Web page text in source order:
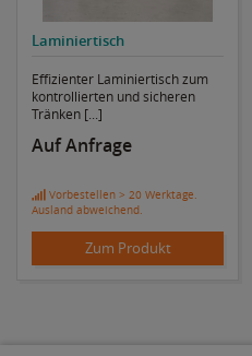
Laminiertisch
Effizienter Laminiertisch zum
kontrollierten und sicheren
Tränken [...]
Auf Anfrage
Vorbestellen > 20 Werktage.
Ausland abweichend.
Zum Produkt